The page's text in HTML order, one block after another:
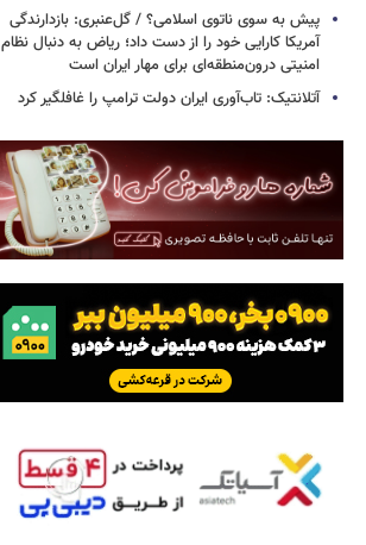
پیش به سوی ناتوی اسلامی؟ / گل‌عنبری: بازدارندگی
آمریکا کارایی خود را از دست داد؛ ریاض به دنبال نظام
امنیتی درون‌منطقه‌ای برای مهار ایران است
آتلانتیک: تاب‌آوری ایران دولت ترامپ را غافلگیر کرد